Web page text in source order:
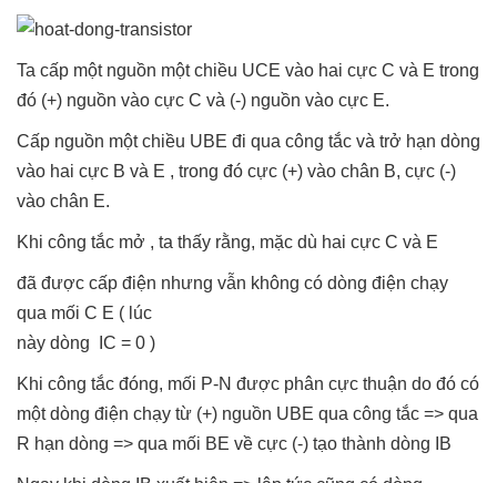
Ta cấp một nguồn một chiều UCE vào hai cực C và E trong
đó (+) nguồn vào cực C và (-) nguồn vào cực E.
Cấp nguồn một chiều UBE đi qua công tắc và trở hạn dòng
vào hai cực B và E , trong đó cực (+) vào chân B, cực (-)
vào chân E.
Khi công tắc mở , ta thấy rằng, mặc dù hai cực C và E
đã được cấp điện nhưng vẫn không có dòng điện chạy
qua mối C E ( lúc
này dòng IC = 0 )
Khi công tắc đóng, mối P-N được phân cực thuận do đó có
một dòng điện chạy từ (+) nguồn UBE qua công tắc => qua
R hạn dòng => qua mối BE về cực (-) tạo thành dòng IB